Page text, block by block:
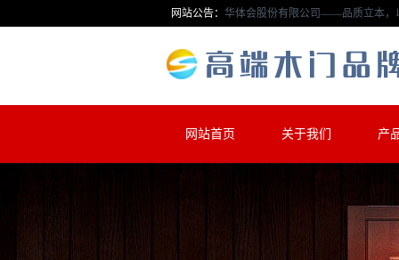
网站公告： 公司——品质立本，以匠心工艺为每
网站首页 关于我们 产